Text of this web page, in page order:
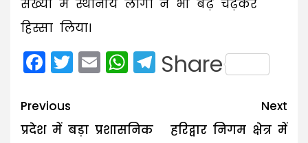
संख्या में स्थानीय लोगों ने भी बढ़ चढ़कर
हिस्सा लिया।
Facebook
Twitter
EmailWhatsApp
Telegram
Share
Post
navigation
Previous
प्रदेश में बड़ा प्रशासनिक
Next
हरिद्वार निगम क्षेत्र में